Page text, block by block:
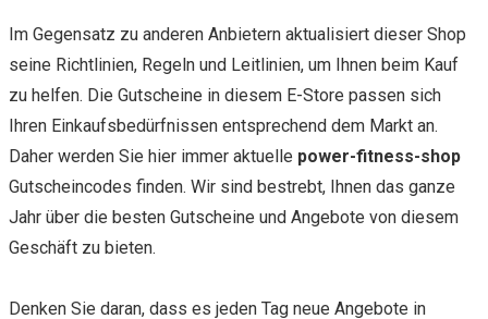
Im Gegensatz zu anderen Anbietern aktualisiert dieser Shop
seine Richtlinien, Regeln und Leitlinien, um Ihnen beim Kauf
zu helfen. Die Gutscheine in diesem E-Store passen sich
Ihren Einkaufsbedürfnissen entsprechend dem Markt an.
Daher werden Sie hier immer aktuelle power-fitness-shop
Gutscheincodes finden. Wir sind bestrebt, Ihnen das ganze
Jahr über die besten Gutscheine und Angebote von diesem
Geschäft zu bieten.
Denken Sie daran, dass es jeden Tag neue Angebote in